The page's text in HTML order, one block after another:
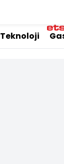
Teknoloji